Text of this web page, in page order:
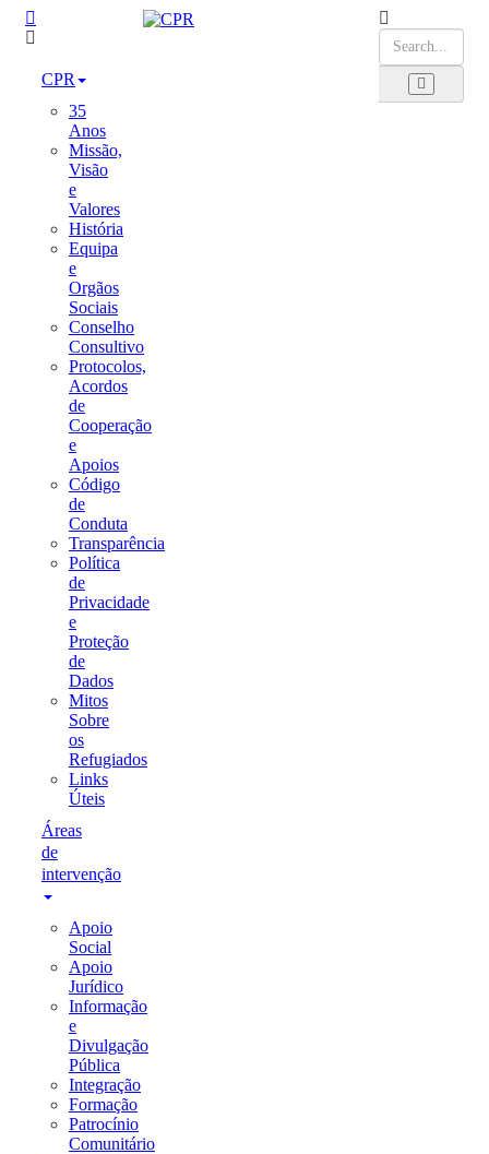
CPR
35
Anos
Missão,
Visão
e
Valores
História
Equipa
e
Orgãos
Sociais
Conselho
Consultivo
Protocolos,
Acordos
de
Cooperação
e
Apoios
Código
de
Conduta
Transparência
Política
de
Privacidade
e
Proteção
de
Dados
Mitos
Sobre
os
Refugiados
Links
Úteis
Áreas
de
intervenção
Apoio
Social
Apoio
Jurídico
Informação
e
Divulgação
Pública
Integração
Formação
Patrocínio
Comunitário